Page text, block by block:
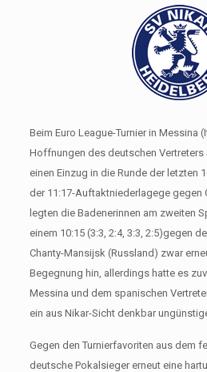
Beim Euro League-Turnier in Messina
Hoffnungen des deutschen Vertreters
einen Einzug in die Runde der letzten
der 11:17-Auftaktniederlagege gegen
legten die Badenerinnen am zweiten
einem 10:15 (3:3, 2:4, 3:3, 2:5)gegen
Chanty-Mansijsk (Russland) zwar
Begegnung hin, allerdings hatte es
Messina und dem spanischen
ein aus Nikar-Sicht denkbar
Gegen den Turnierfavoriten aus dem
deutsche Pokalsieger erneut eine